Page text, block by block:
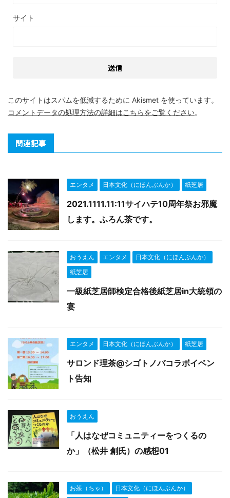
サイト
このサイトはスパムを低減するために Akismet を使っています。
コメントデータの処理方法の詳細はこちらをご覧ください。
関連記事
エンタメ 日本文化（にほんぶんか） 紙芝居
2021.1111.11:11サイハテ10周年祭お邪魔
します。ふろん茶です。
おうえん エンタメ
日本文化（にほんぶんか）
紙芝居
一級紙芝居師検定合格後紙芝居in大統領の
宴
エンタメ 日本文化（にほんぶんか） 紙芝居
サロンド理茶@シゴトノバコラボイベン
ト告知
おうえん
「人はなぜコミュニティーをつくるの
か」（松井 創氏）の感想01
お茶（ちゃ）
日本文化（にほんぶんか）